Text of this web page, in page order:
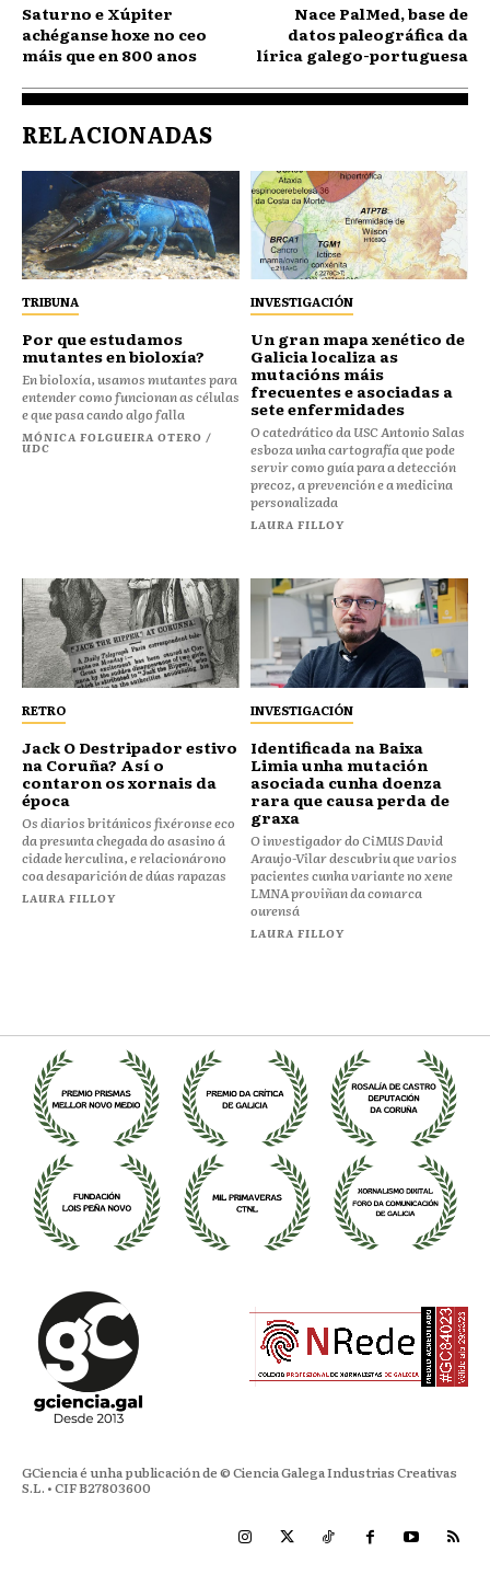
Saturno e Xúpiter
achéganse hoxe no ceo
máis que en 800 anos
Nace PalMed, base de
datos paleográfica da
lírica galego-portuguesa
RELACIONADAS
TRIBUNA
Por que estudamos
mutantes en bioloxía?
En bioloxía, usamos mutantes para
entender como funcionan as células
e que pasa cando algo falla
MÓNICA FOLGUEIRA OTERO /
UDC
INVESTIGACIÓN
Un gran mapa xenético de
Galicia localiza as
mutacións máis
frecuentes e asociadas a
sete enfermidades
O catedrático da USC Antonio Salas
esboza unha cartografía que pode
servir como guía para a detección
precoz, a prevención e a medicina
personalizada
LAURA FILLOY
RETRO
Jack O Destripador estivo
na Coruña? Así o
contaron os xornais da
época
Os diarios británicos fixéronse eco
da presunta chegada do asasino á
cidade herculina, e relacionárono
coa desaparición de dúas rapazas
LAURA FILLOY
INVESTIGACIÓN
Identificada na Baixa
Limia unha mutación
asociada cunha doenza
rara que causa perda de
graxa
O investigador do CiMUS David
Araujo-Vilar descubriu que varios
pacientes cunha variante no xene
LMNA proviñan da comarca
ourensá
LAURA FILLOY
GCiencia é unha publicación de © Ciencia Galega Industrias Creativas
S.L. • CIF B27803600